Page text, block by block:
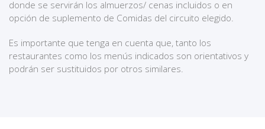
donde se servirán los almuerzos/ cenas incluidos o en
opción de suplemento de Comidas del circuito elegido.
Es importante que tenga en cuenta que, tanto los
restaurantes como los menús indicados son orientativos y
podrán ser sustituidos por otros similares.